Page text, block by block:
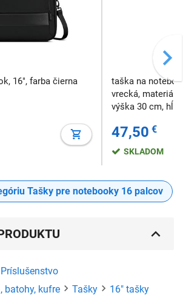
16", farba čierna
taška na
vrecká, materiál
výška 30 cm,
pás na kufor,
47,50 €
SKLADOM
Tašky pre notebooky 16 palcov
Príslušenstvo
batohy, kufre
Tašky
16" tašky